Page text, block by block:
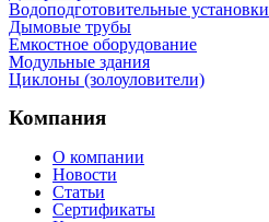
Водоподготовительные установки
Дымовые трубы
Емкостное оборудование
Mодульные здания
Циклоны (золоуловители)
Компания
О компании
Новости
Статьи
Сертификаты